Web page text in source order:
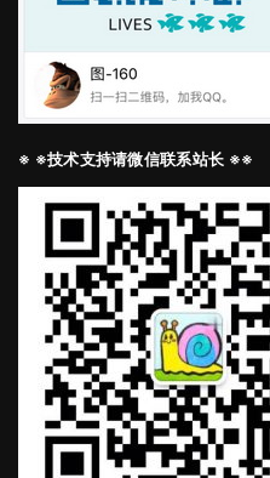
※ ※技术支持请微信联系站长 ※※